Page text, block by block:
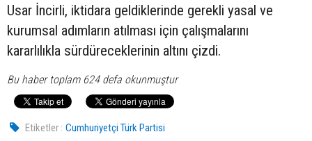
Usar İncirli, iktidara geldiklerinde gerekli yasal ve
kurumsal adımların atılması için çalışmalarını
kararlılıkla sürdüreceklerinin altını çizdi.
Bu haber toplam 624 defa okunmuştur
Etiketler : Cumhuriyetçi Türk Partisi